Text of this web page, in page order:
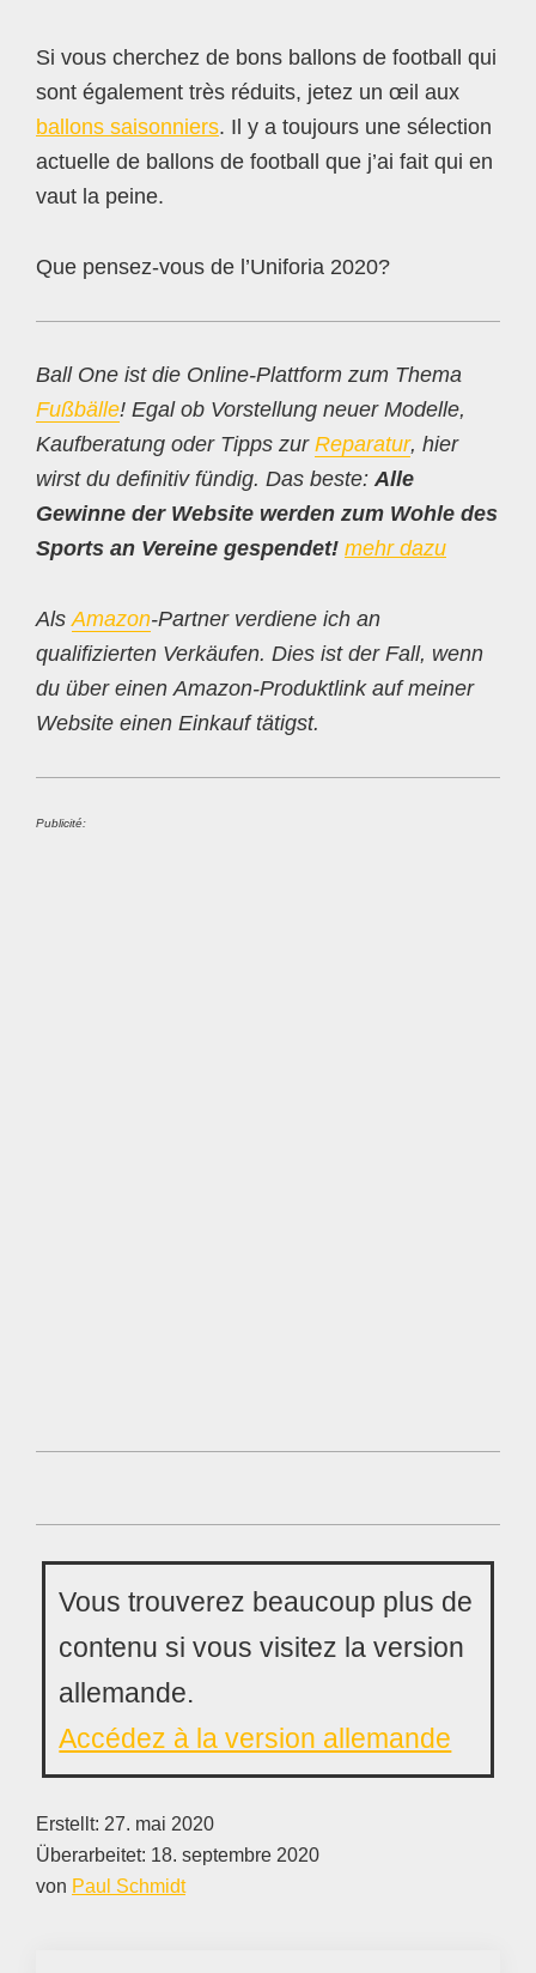
Si vous cherchez de bons ballons de football qui
sont également très réduits, jetez un œil aux
ballons saisonniers. Il y a toujours une sélection
actuelle de ballons de football que j’ai fait qui en
vaut la peine.
Que pensez-vous de l’Uniforia 2020?
Ball One ist die Online-Plattform zum Thema
Fußbälle! Egal ob Vorstellung neuer Modelle,
Kaufberatung oder Tipps zur Reparatur, hier
wirst du definitiv fündig. Das beste: Alle
Gewinne der Website werden zum Wohle des
Sports an Vereine gespendet! mehr dazu
AlsAmazon-Partner verdiene ich an
qualifizierten Verkäufen. Dies ist der Fall, wenn
du über einen Amazon-Produktlink auf meiner
Website einen Einkauf tätigst.
Publicité:
Vous trouverez beaucoup plus de
contenu si vous visitez la version
allemande.
Accédez à la version allemande
Erstellt: 27. mai 2020
Überarbeitet: 18. septembre 2020
von Paul Schmidt